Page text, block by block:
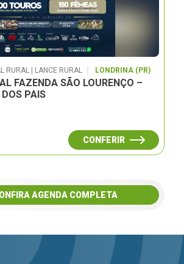
RURAL | LANCE RURAL LONDRINA (PR)
FAZENDA SÃO LOURENÇO –
PAIS
CONFERIR
AGENDA COMPLETA